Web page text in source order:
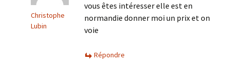
Christophe
Lubin
vous êtes intéresser elle est en
normandie donner moi un prix et on
voie
Répondre